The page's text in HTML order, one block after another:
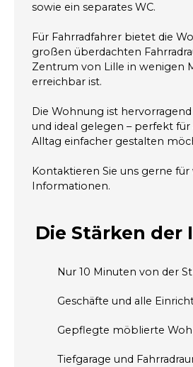
sowie ein separates WC.
Für Fahrradfahrer bietet die
großen überdachten
Zentrum von Lille in wenigen
erreichbar ist.
Die Wohnung ist
und ideal gelegen – perfekt für
Alltag einfacher gestalten
Kontaktieren Sie uns gerne für
Informationen.
Die Stärken der
Gepflegte möblierte
Tiefgarage und